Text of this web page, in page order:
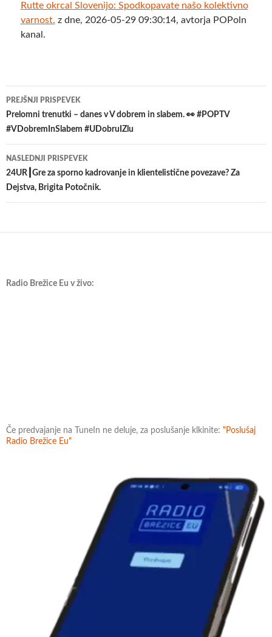
Rutte okrcal Slovenijo: Spodkopavate našo kolektivno
varnost. z dne, 2026-05-29 09:30:14, avtorja POPoln
kanal.
Krmarjenje
po
PREJŠNJI PRISPEVEK
Prelomni trenutki – danes v V dobrem in slabem. 👀 #POPTV
#VDobremInSlabem #UDobruIZlu
NASLEDNJI PRISPEVEK
24UR┃Gre za sporno kadrovanje in klientelistične povezave? Za
Dejstva, Brigita Potočnik.
Radio Brežice Eu v živo:
Če predvajanje na TuneIn ne deluje, za poslušanje klkinite: "Poslušaj
Radio Brežice Eu"